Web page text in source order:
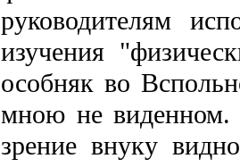
руководителям
изучения
особняк во
мною не виденном.
зрение внуку